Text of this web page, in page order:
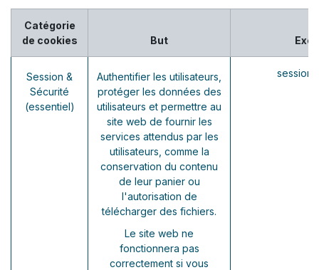
Catégorie
de cookies
But
Session &
Sécurité
(essentiel)
Authentifier les utilisateurs,
protéger les données des
utilisateurs et permettre au
site web de fournir les
services attendus par les
utilisateurs, comme la
conservation du contenu
de leur panier ou
l'autorisation de
télécharger des fichiers.
Le site web ne
fonctionnera pas
correctement si vous